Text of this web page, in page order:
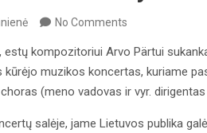
No Comments
kompozitoriui Arvo Pärtui
muzikos koncertas, kuriame
(meno vadovas ir vyr.
salėje, jame Lietuvos publika